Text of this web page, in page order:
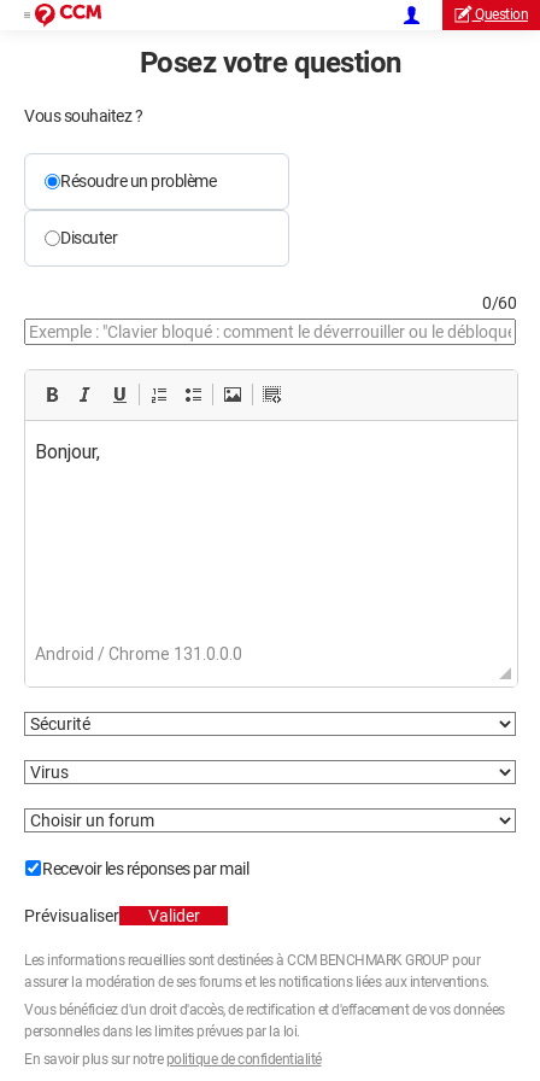
Question
Posez votre question
Vous souhaitez ?
Résoudre un problème
Discuter
0/60
Recevoir les réponses par mail
Prévisualiser Valider
Les informations recueillies sont destinées à CCM BENCHMARK GROUP pour
assurer la modération de ses forums et les notifications liées aux interventions.
Vous bénéficiez d'un droit d'accès, de rectification et d'effacement de vos données
personnelles dans les limites prévues par la loi.
En savoir plus sur notre politique de confidentialité